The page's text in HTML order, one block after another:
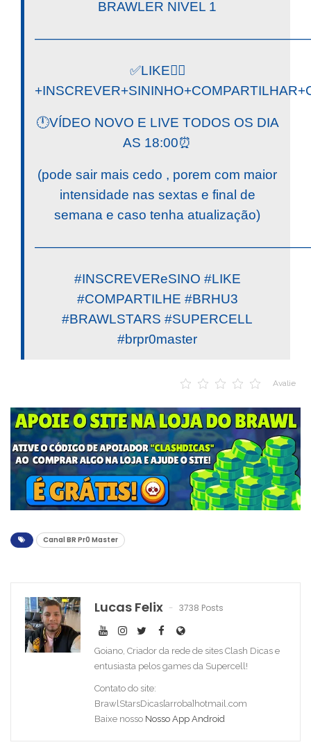
BRAWLER NIVEL 1
✅LIKE👍🏼
🕛VÍDEO NOVO E LIVE TODOS OS DIA
AS 18:00⏰
(pode sair mais cedo , porem com maior
intensidade nas sextas e final de
semana e caso tenha atualização)
#INSCREVEReSINO #LIKE
#COMPARTILHE #BRHU3
#BRAWLSTARS #SUPERCELL
#brpr0master
Avalie
Canal BR Pr0 Master
Lucas Felix 3738 Posts
Goiano, Criador da rede de sites Clash Dicas e
entusiasta pelos games da Supercell!
Contato do site:
BrawlStarsDicas[arroba]hotmail.com
Baixe nosso Nosso App Android